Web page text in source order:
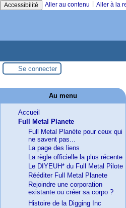
Accessibilité Aller au contenu Aller à la
Se connecter
Au menu
Accueil
Full Metal Planete
Full Metal Planète pour ceux qui
ne savent pas...
La page des liens
La règle officielle la plus récente
Le DIYEUH* du Full Metal Pilote
Rééditer Full Metal Planete
Rejoindre une corporation
existante ou créer sa corpo ?
Histoire de la Digging Inc